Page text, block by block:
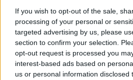
If you wish to opt-out of the sale,
processing of your personal or
targeted advertising by us, please
section to confirm your selection.
opt-out request is processed you
interest-based ads based on
us or personal information disclosed
Aukció ideje: 17:00
Aukció helye: Budapest, Balaton utca
Tételszám: 596
Eladó adatai